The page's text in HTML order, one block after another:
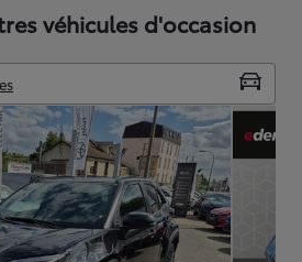
véhicules d'occasion